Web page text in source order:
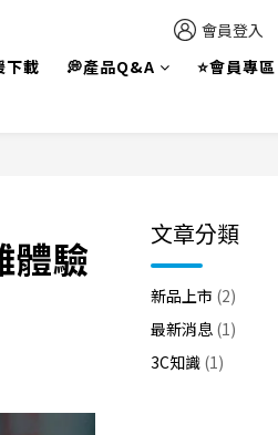
會員登入
下載 💭產品Q&A ⭐會員專區
體驗
文章分類
新品上市 (2)
最新消息 (1)
3C知識 (1)